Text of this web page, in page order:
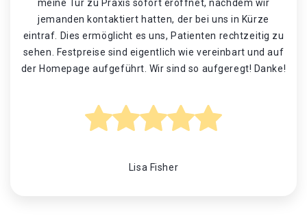
meine Tür zu Praxis sofort eröffnet, nachdem wir
jemanden kontaktiert hatten, der bei uns in Kürze
eintraf. Dies ermöglicht es uns, Patienten rechtzeitig zu
sehen. Festpreise sind eigentlich wie vereinbart und auf
der Homepage aufgeführt. Wir sind so aufgeregt! Danke!
Lisa Fisher